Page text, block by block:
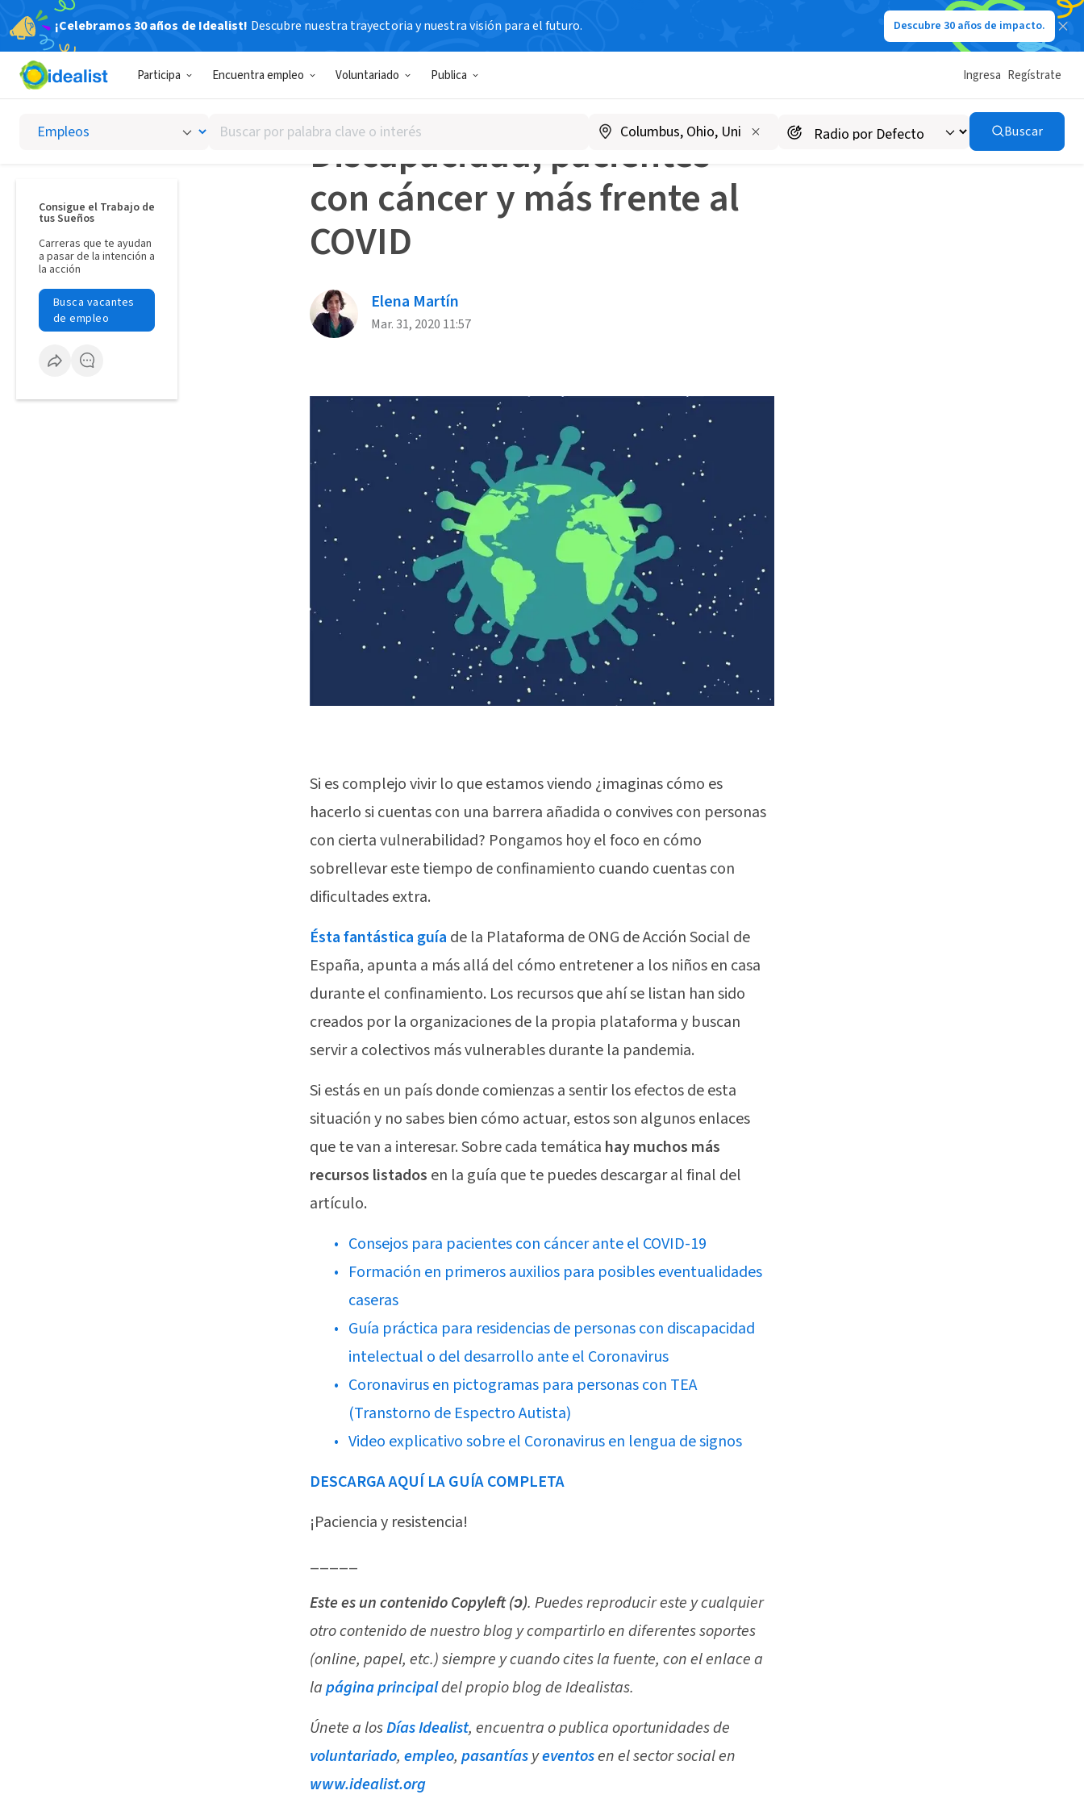
¡Celebramos 30 años de Idealist! Descubre nuestra trayectoria y nuestra visión para el futuro. Descubre 30 años de impacto.
Participa Encuentra empleo Voluntariado Publica Ingresa Regístrate
Buscar
por
Buscar
Consigue el Trabajo de
tus Sueños
Carreras que te ayudan
a pasar de la intención a
la acción
Busca vacantes
de empleo
CLAVES PARA
Discapacidad, pacientes
con cáncer y más frente al
COVID
Elena Martín
Mar. 31, 2020 11:57
Si es complejo vivir lo que estamos viendo ¿imaginas cómo es
hacerlo si cuentas con una barrera añadida o convives con personas
con cierta vulnerabilidad? Pongamos hoy el foco en cómo
sobrellevar este tiempo de confinamiento cuando cuentas con
dificultades extra.
Ésta fantástica guía de la Plataforma de ONG de Acción Social de
España, apunta a más allá del cómo entretener a los niños en casa
durante el confinamiento. Los recursos que ahí se listan han sido
creados por la organizaciones de la propia plataforma y buscan
servir a colectivos más vulnerables durante la pandemia.
Si estás en un país donde comienzas a sentir los efectos de esta
situación y no sabes bien cómo actuar, estos son algunos enlaces
que te van a interesar. Sobre cada temática hay muchos más
recursos listados en la guía que te puedes descargar al final del
artículo.
Consejos para pacientes con cáncer ante el COVID-19
Formación en primeros auxilios para posibles eventualidades
caseras
Guía práctica para residencias de personas con discapacidad
intelectual o del desarrollo ante el Coronavirus
Coronavirus en pictogramas para personas con TEA
(Transtorno de Espectro Autista)
Video explicativo sobre el Coronavirus en lengua de signos
DESCARGA AQUÍ LA GUÍA COMPLETA
¡Paciencia y resistencia!
_____
Este es un contenido Copyleft (ↄ). Puedes reproducir este y cualquier
otro contenido de nuestro blog y compartirlo en diferentes soportes
(online, papel, etc.) siempre y cuando cites la fuente, con el enlace a
lapágina principaldel propio blog de Idealistas.
Únete a losDías Idealist, encuentra o publica oportunidades de
voluntariado, empleo, pasantíasyeventosen el sector social en
www.idealist.org